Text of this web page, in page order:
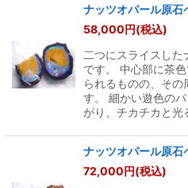
ナッツオパール原石
58,000円(税込)
二つにスライスし
です。 中心部に茶
られるものの、そ
す。 細かい遊色の
がり、チカチカと
ナッツオパール原石
72,000円(税込)